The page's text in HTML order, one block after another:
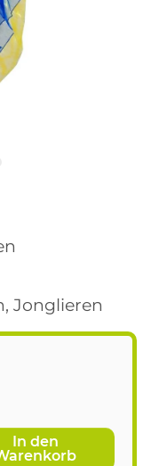
Jonglieren
In den